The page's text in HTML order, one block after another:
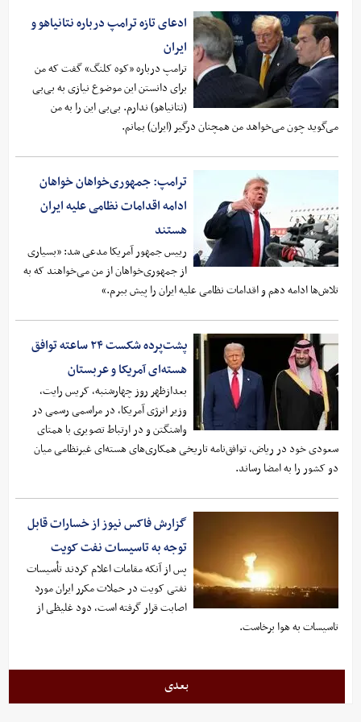
ادعای تازه ترامپ درباره نتانیاهو و
ایران
ترامپ درباره «کوه کلنگ» گفت که من
برای دانستن این موضوع نیازی به بی‌بی
(نتانیاهو) ندارم. بی‌بی این را به من
می‌گوید چون می‌خواهد من همچنان درگیر (ایران) بمانم.
ترامپ: جمهوری‌خواهان خواهان
ادامه اقدامات نظامی علیه ایران
هستند
رییس جمهور آمریکا مدعی شد: «بسیاری
از جمهوری‌خواهان از من می‌خواهند که به
تلاش‌ها ادامه دهم و اقدامات نظامی علیه ایران را پیش ببرم.»
پشت‌پرده شکست ۲۴ ساعته توافق
هسته‌ای آمریکا و عربستان
بعدازظهر روز چهارشنبه، کریس رایت،
وزیر انرژی آمریکا، در مراسمی رسمی در
واشنگتن و در ارتباط تصویری با همتای
سعودی خود در ریاض، توافق‌نامه تاریخی همکاری‌های هسته‌ای غیرنظامی میان
دو کشور را به امضا رساند.
گزارش فاکس نیوز از خسارات قابل
توجه به تاسیسات نفت کویت
پس از آنکه مقامات اعلام کردند تأسیسات
نفتی کویت در حملات مکرر ایران مورد
اصابت قرار گرفته است، دود غلیظی از
تاسیسات به هوا برخاست.
بعدی